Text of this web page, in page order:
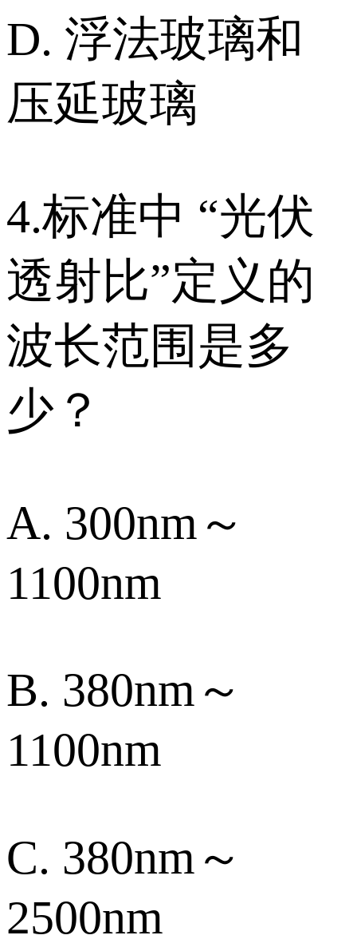
D. 浮法玻璃和
压延玻璃
4.标准中 “光伏
透射比”定义的
波长范围是多
少？
A. 300nm～
1100nm
B. 380nm～
1100nm
C. 380nm～
2500nm